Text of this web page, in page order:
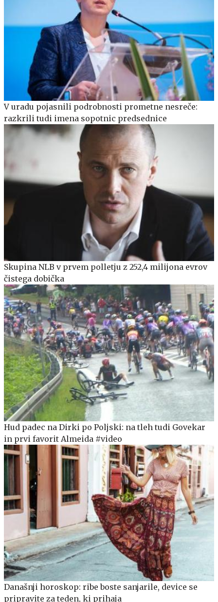
V uradu pojasnili podrobnosti prometne nesreče:
razkrili tudi imena sopotnic predsednice
Skupina NLB v prvem polletju z 252,4 milijona evrov
čistega dobička
Hud padec na Dirki po Poljski: na tleh tudi Govekar
in prvi favorit Almeida #video
Današnji horoskop: ribe boste sanjarile, device se
pripravite za teden, ki prihaja